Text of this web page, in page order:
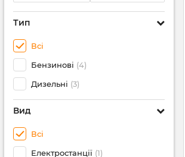
Тип
Всі
Бензинові (4)
Дизельні (3)
Вид
Всі
Електростанції (1)